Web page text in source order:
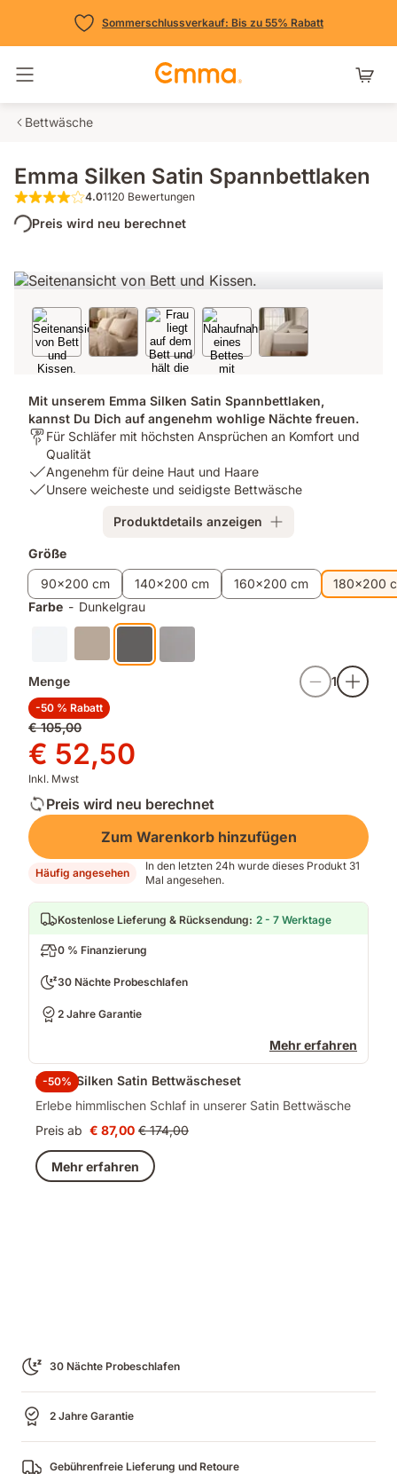
Sommerschlussverkauf: Bis zu 55% Rabatt
Navigation umschalten
Bettwäsche
Emma Silken Satin Spannbettlaken
4.0 von 5 Sternen 1120 Bewertungen
4.01120 Bewertungen
Preis wird neu berechnet
Mit unserem Emma Silken Satin Spannbettlaken,
kannst Du Dich auf angenehm wohlige Nächte freuen.
Für
wen
ist
es
mit
höchsten
Ansprüchen
an
Für Schläfer mit höchsten Ansprüchen an Komfort und
Qualität
USP
1:
Haut
und
Haare
Angenehm für deine Haut und Haare
USP
und
seidigste
Bettwäsche
Unsere weicheste und seidigste Bettwäsche
Produktdetails anzeigen
Größe
90x200 cm
140x200 cm 160x200 cm
180x200
Farbe - Dunkelgrau
Menge 1
-50 % Rabatt
Ursprünglicher
Preis
€ 105,00
€ 105,00
Preis
€ 52,50
€ 52,50
Inkl. Mwst
Preis wird neu berechnet
Zum Warenkorb hinzufügen
Häufig angesehen
In den letzten 24h wurde dieses Produkt 31
Mal angesehen.
Kostenlose Lieferung & Rücksendung: 2 - 7 Werktage
0 % Finanzierung
30 Nächte Probeschlafen
2 Jahre Garantie
Mehr erfahren
-50%
Emma Silken Satin Bettwäscheset
Erlebe himmlischen Schlaf in unserer Satin Bettwäsche
Preis ab
Preis
€ 87,00
€ 87,00 Ursprünglicher
Preis
€ 174,00
€ 174,00
Mehr erfahren
30 Nächte Probeschlafen
2 Jahre Garantie
Gebührenfreie Lieferung und Retoure